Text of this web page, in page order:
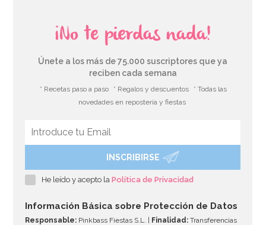
Fondant PastKolor Blanco 1 Kg
¡No te pierdas nada!
Únete a los más de 75.000 suscriptores que ya
reciben cada semana
* Recetas paso a paso * Regalos y descuentos
* Todas las
novedades en repostería y fiestas
INSCRIBIRSE
He leído y acepto laPolítica de Privacidad
Información Básica sobre Protección de Datos
Responsable: Pinkbass Fiestas S.L. | Finalidad: Transferencias